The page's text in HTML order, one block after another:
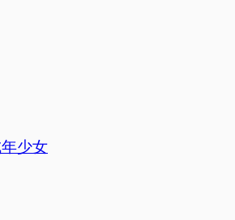
少女